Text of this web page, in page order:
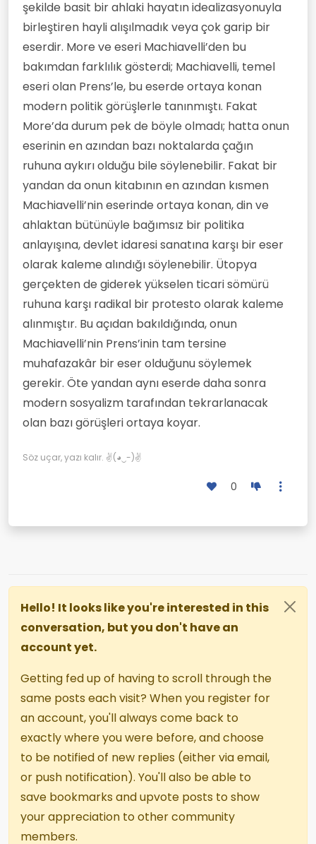
şekilde basit bir ahlaki hayatın idealizasyonuyla
birleştiren hayli alışılmadık veya çok garip bir
eserdir. More ve eseri Machiavelli’den bu
bakımdan farklılık gösterdi; Machiavelli, temel
eseri olan Prens’le, bu eserde ortaya konan
modern politik görüşlerle tanınmıştı. Fakat
More’da durum pek de böyle olmadı; hatta onun
eserinin en azından bazı noktalarda çağın
ruhuna aykırı olduğu bile söylenebilir. Fakat bir
yandan da onun kitabının en azından kısmen
Machiavelli’nin eserinde ortaya konan, din ve
ahlaktan bütünüyle bağımsız bir politika
anlayışına, devlet idaresi sanatına karşı bir eser
olarak kaleme alındığı söylenebilir. Ütopya
gerçekten de giderek yükselen ticari sömürü
ruhuna karşı radikal bir protesto olarak kaleme
alınmıştır. Bu açıdan bakıldığında, onun
Machiavelli’nin Prens’inin tam tersine
muhafazakâr bir eser olduğunu söylemek
gerekir. Öte yandan aynı eserde daha sonra
modern sosyalizm tarafından tekrarlanacak
olan bazı görüşleri ortaya koyar.
Söz uçar, yazı kalır. ✌(◕‿-)✌
0
Hello! It looks like you're interested in this
conversation, but you don't have an
account yet.
Getting fed up of having to scroll through the
same posts each visit? When you register for
an account, you'll always come back to
exactly where you were before, and choose
to be notified of new replies (either via email,
or push notification). You'll also be able to
save bookmarks and upvote posts to show
your appreciation to other community
members.